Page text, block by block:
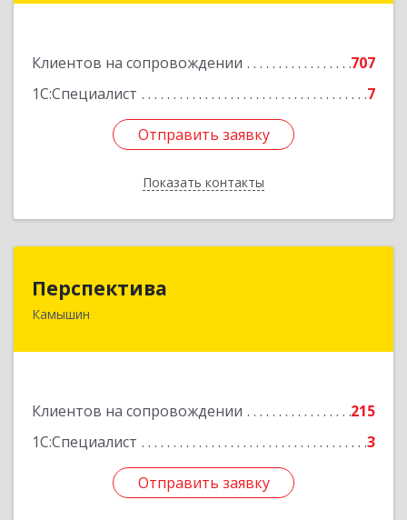
Клиентов на сопровождении
707
1С:Специалист
7
Отправить заявку
Показать контакты
Отправить заявку
Назад
Перспектива
Камышин
Клиентов на сопровождении
215
1С:Специалист
3
Отправить заявку
Отправить заявку